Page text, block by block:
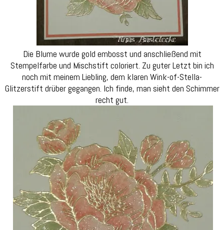
Die Blume wurde gold embosst und anschließend mit
Stempelfarbe und Mischstift coloriert. Zu guter Letzt bin ich
noch mit meinem Liebling, dem klaren Wink-of-Stella-
Glitzerstift drüber gegangen. Ich finde, man sieht den Schimmer
recht gut.